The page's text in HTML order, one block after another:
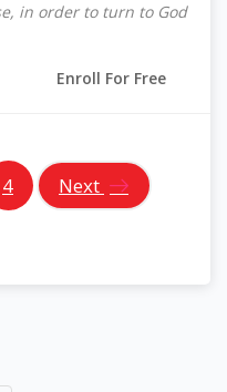
in order to turn to God
Enroll For Free
4 Next